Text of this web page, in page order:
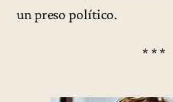
un preso político.
* * *